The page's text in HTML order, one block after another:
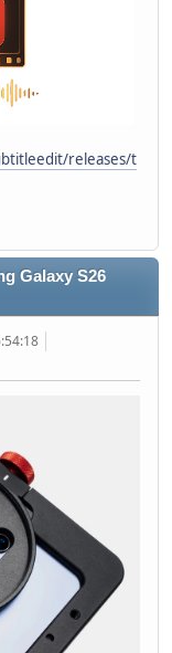
releases/t
Galaxy S26